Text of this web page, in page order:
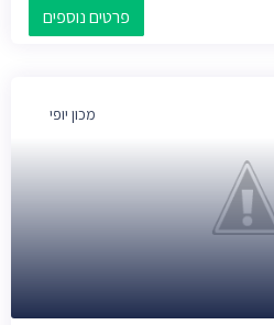
פרטים נוספים
מכון יופי